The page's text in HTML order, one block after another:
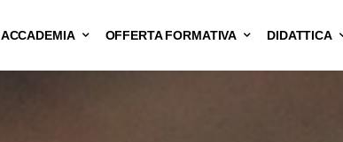
ACCADEMIA OFFERTA FORMATIVA DIDATTICA